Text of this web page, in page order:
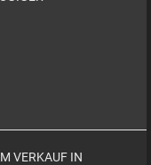
VERKAUF IN